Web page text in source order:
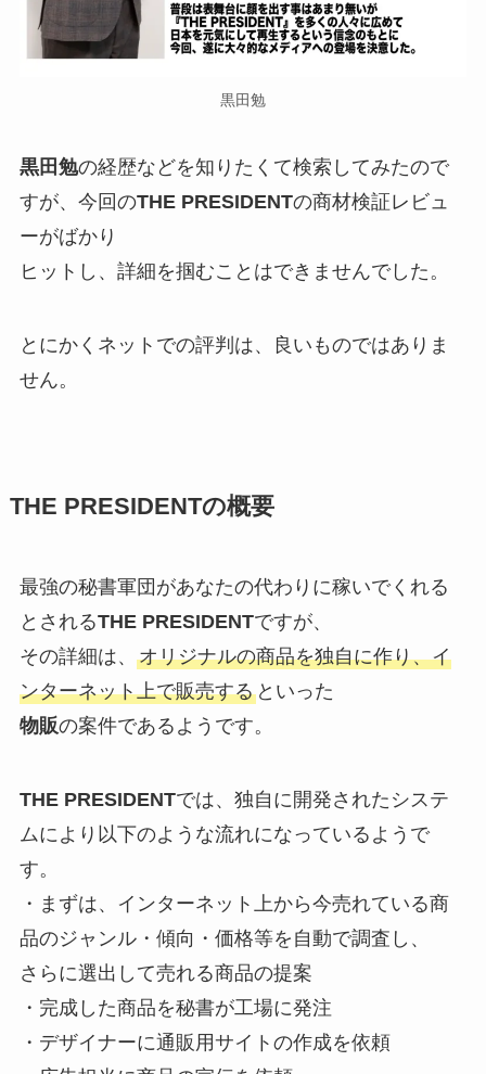
黒田勉
黒田勉の経歴などを知りたくて検索してみたので
すが、今回のTHE PRESIDENTの商材検証レビュ
ーがばかり
ヒットし、詳細を掴むことはできませんでした。
とにかくネットでの評判は、良いものではありま
せん。
THE PRESIDENTの概要
最強の秘書軍団があなたの代わりに稼いでくれる
とされるTHE PRESIDENTですが、
その詳細は、 オリジナルの商品を独自に作り、イ
ンターネット上で販売するといった
物販の案件であるようです。
THE PRESIDENTでは、独自に開発されたシステ
ムにより以下のような流れになっているようで
す。
・まずは、インターネット上から今売れている商
品のジャンル・傾向・価格等を自動で調査し、
さらに選出して売れる商品の提案
・完成した商品を秘書が工場に発注
・デザイナーに通販用サイトの作成を依頼